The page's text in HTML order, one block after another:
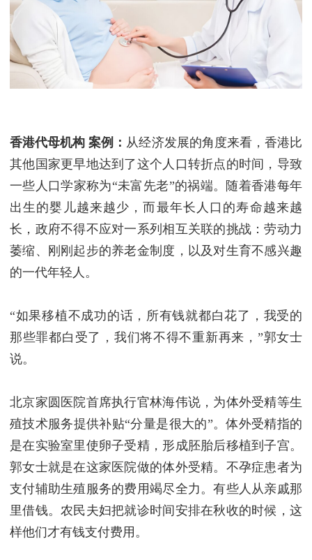
香港代母机构 案例： 从经济发展的角度来看，香港比
其他国家更早地达到了这个人口转折点的时间，导致
一些人口学家称为“未富先老”的祸端。随着香港每年
出生的婴儿越来越少，而最年长人口的寿命越来越
长，政府不得不应对一系列相互关联的挑战：劳动力
萎缩、刚刚起步的养老金制度，以及对生育不感兴趣
的一代年轻人。
“如果移植不成功的话，所有钱就都白花了，我受的
那些罪都白受了，我们将不得不重新再来，”郭女士
说。
北京家圆医院首席执行官林海伟说，为体外受精等生
殖技术服务提供补贴“分量是很大的”。体外受精指的
是在实验室里使卵子受精，形成胚胎后移植到子宫。
郭女士就是在这家医院做的体外受精。不孕症患者为
支付辅助生殖服务的费用竭尽全力。有些人从亲戚那
里借钱。农民夫妇把就诊时间安排在秋收的时候，这
样他们才有钱支付费用。